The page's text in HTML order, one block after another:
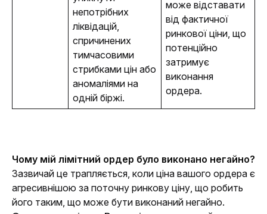
непотрібних
ліквідацій,
спричинених
тимчасовими
стрибками цін або
аномаліями на
одній біржі.
може відставати
від фактичної
ринкової ціни, що
потенційно
затримує
виконання
ордера.
Чому мій лімітний ордер було виконано негайно?
Зазвичай це трапляється, коли ціна вашого ордера є
агресивнішою за поточну ринкову ціну, що робить
його таким, що може бути виконаний негайно.